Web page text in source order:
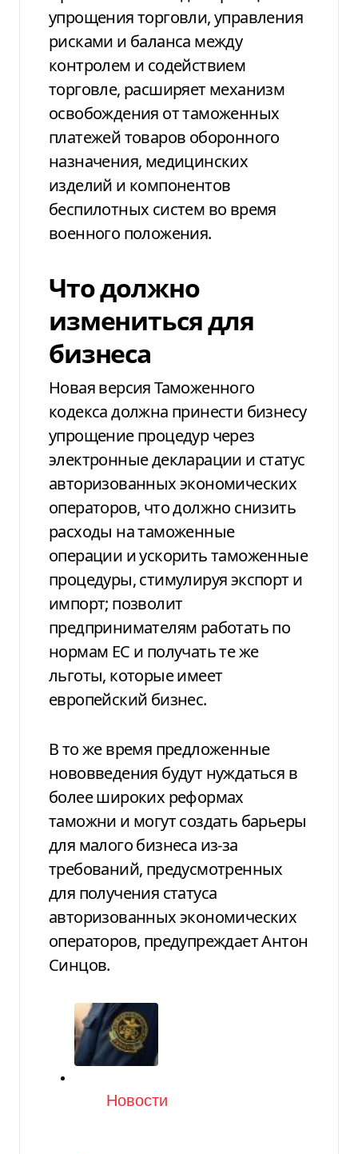
упрощения торговли, управления
рисками и баланса между
контролем и содействием
торговле, расширяет механизм
освобождения от таможенных
платежей товаров оборонного
назначения, медицинских
изделий и компонентов
беспилотных систем во время
военного положения.
Что должно
измениться для
бизнеса
Новая версия Таможенного
кодекса должна принести бизнесу
упрощение процедур через
электронные декларации и статус
авторизованных экономических
операторов, что должно снизить
расходы на таможенные
операции и ускорить таможенные
процедуры, стимулируя экспорт и
импорт; позволит
предпринимателям работать по
нормам ЕС и получать те же
льготы, которые имеет
европейский бизнес.
В то же время предложенные
нововведения будут нуждаться в
более широких реформах
таможни и могут создать барьеры
для малого бизнеса из-за
требований, предусмотренных
для получения статуса
авторизованных экономических
операторов, предупреждает Антон
Синцов.
Категория
Новости